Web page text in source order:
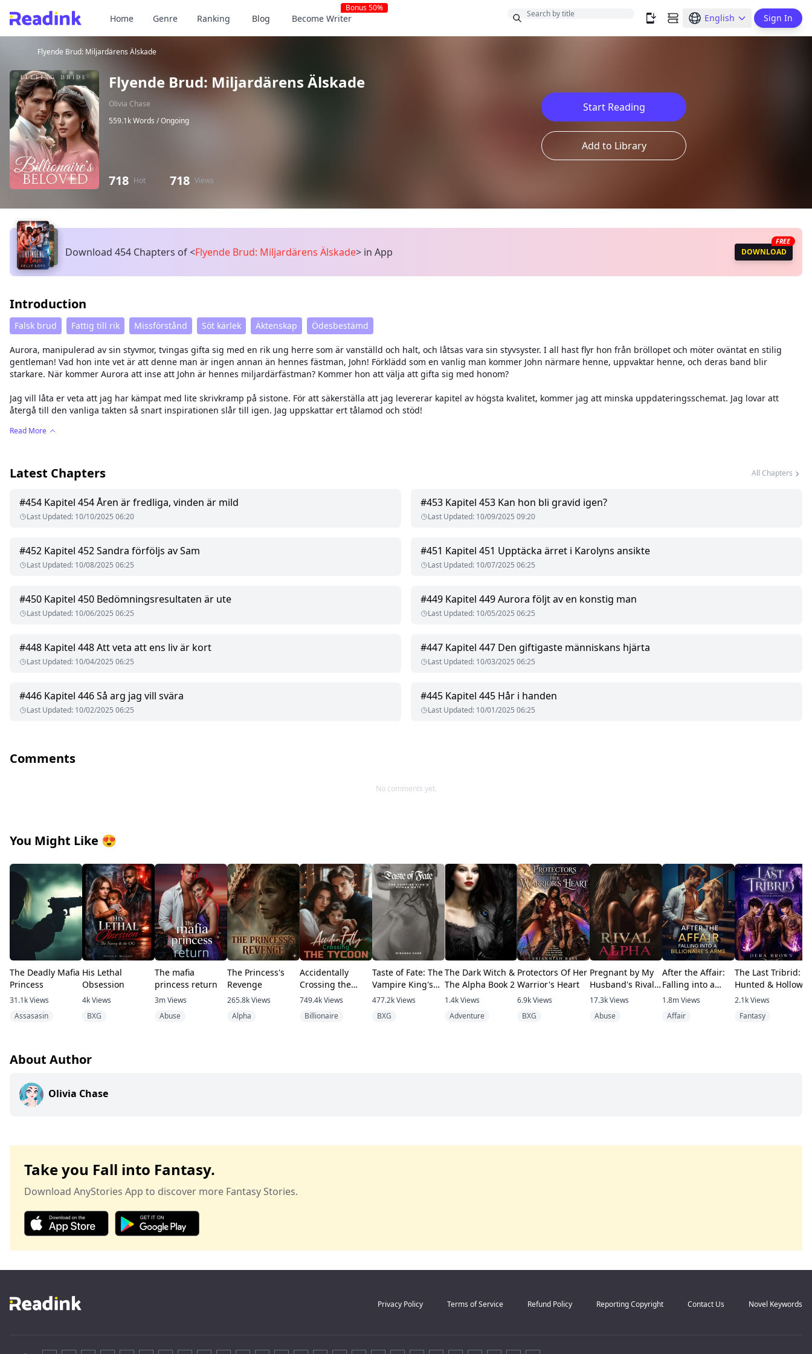
Home Genre Ranking Blog Become Writer
Bonus 50%
English Sign In
Flyende Brud: Miljardärens Älskade
Flyende Brud: Miljardärens Älskade
Olivia Chase
559.1k Words /Ongoing
718 Hot 718 Views
Start Reading
Add to Library
Download 454 Chapters of<Flyende Brud: Miljardärens Älskade> in App DOWNLOAD
FREE
Introduction
Falsk brud Fattig till rik Missförstånd Söt kärlek Äktenskap Ödesbestämd
Aurora, manipulerad av sin styvmor, tvingas gifta sig med en rik ung herre som är vanställd och halt, och låtsas vara sin styvsyster. I all hast flyr hon från bröllopet och möter oväntat en stilig
gentleman! Vad hon inte vet är att denne man är ingen annan än hennes fästman, John! Förklädd som en vanlig man kommer John närmare henne, uppvaktar henne, och deras band blir
starkare. När kommer Aurora att inse att John är hennes miljardärfästman? Kommer hon att välja att gifta sig med honom?
Jag vill låta er veta att jag har kämpat med lite skrivkramp på sistone. För att säkerställa att jag levererar kapitel av högsta kvalitet, kommer jag att minska uppdateringsschemat. Jag lovar att
återgå till den vanliga takten så snart inspirationen slår till igen. Jag uppskattar ert tålamod och stöd!
Read More
Latest Chapters All Chapters
#454 Kapitel 454 Åren är fredliga, vinden är mild
Last Updated: 10/10/2025 06:20
#453 Kapitel 453 Kan hon bli gravid igen?
Last Updated: 10/09/2025 09:20
#452 Kapitel 452 Sandra förföljs av Sam
Last Updated: 10/08/2025 06:25
#451 Kapitel 451 Upptäcka ärret i Karolyns ansikte
Last Updated: 10/07/2025 06:25
#450 Kapitel 450 Bedömningsresultaten är ute
Last Updated: 10/06/2025 06:25
#449 Kapitel 449 Aurora följt av en konstig man
Last Updated: 10/05/2025 06:25
#448 Kapitel 448 Att veta att ens liv är kort
Last Updated: 10/04/2025 06:25
#447 Kapitel 447 Den giftigaste människans hjärta
Last Updated: 10/03/2025 06:25
#446 Kapitel 446 Så arg jag vill svära
Last Updated: 10/02/2025 06:25
#445 Kapitel 445 Hår i handen
Last Updated: 10/01/2025 06:25
Comments
No comments yet.
You Might Like 😍
The Deadly Mafia
Princess
31.1kViews
Assasasin
His Lethal
Obsession
4kViews
BXG
The mafia
princess return
3mViews
Abuse
The Princess's
Revenge
265.8kViews
Alpha
Accidentally
Crossing the
Tycoon
749.4kViews
Billionaire
Taste of Fate: The
Vampire King's
Human Mate
477.2kViews
BXG
The Dark Witch &
The Alpha Book 2
1.4kViews
Adventure
Protectors Of Her
Warrior's Heart
6.9kViews
BXG
Pregnant by My
Husband's Rival
Alpha
17.3kViews
Abuse
After the Affair:
Falling into a
Billionaire's Arms
1.8mViews
Affair
The Last Tribrid:
Hunted & Hollow
2.1kViews
Fantasy
About Author
Olivia Chase
Take you Fall into Fantasy.
Download AnyStories App to discover more Fantasy Stories.
Privacy Policy Terms of Service Refund Policy Reporting Copyright Contact Us Novel Keywords